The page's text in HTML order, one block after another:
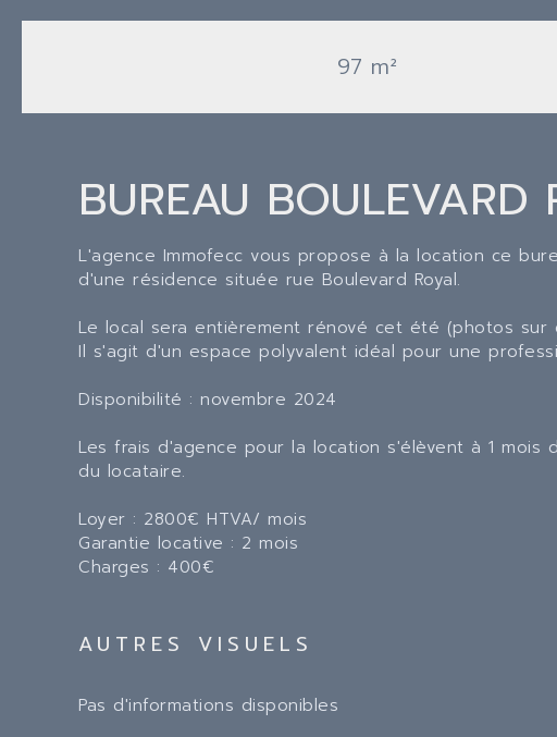
97 m²
BUREAU BOULEVARD
L'agence Immofecc vous propose à la location ce
d'une résidence située rue Boulevard Royal.
Le local sera entièrement rénové cet été (photos sur
Il s'agit d'un espace polyvalent idéal pour une
Disponibilité : novembre 2024
Les frais d'agence pour la location s'élèvent à 1 mois
du locataire.
Loyer : 2800€ HTVA/ mois
Garantie locative : 2 mois
Charges : 400€
AUTRES VISUELS
Pas d'informations disponibles